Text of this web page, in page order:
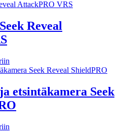
Reveal
etsintäkamera Seek